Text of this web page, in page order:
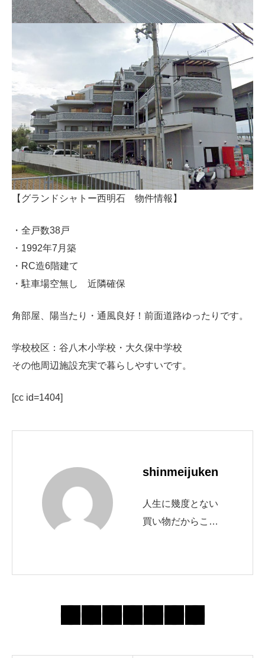
【グランドシャトー西明石 物件情報】
・全戸数38戸
・1992年7月築
・RC造6階建て
・駐車場空無し 近隣確保
角部屋、陽当たり・通風良好！前面道路ゆったりです。
学校校区：谷八木小学校・大久保中学校
その他周辺施設充実で暮らしやすいです。
[cc id=1404]
shinmeijuken
人生に幾度とない
買い物だからこそ
喜びや幸せがあり
い、我が家に帰る